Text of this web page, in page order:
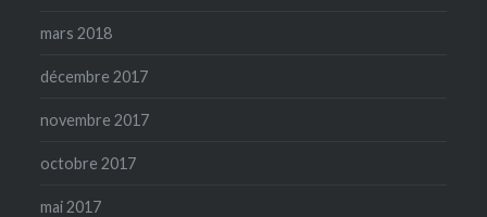
mars 2018
décembre 2017
novembre 2017
octobre 2017
mai 2017